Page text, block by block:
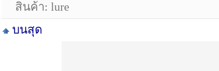
สินค้า: lure
บนสุด